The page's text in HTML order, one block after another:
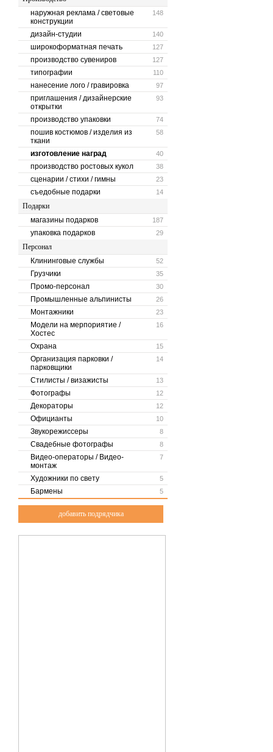
148
наружная реклама / световые
конструкции
140
дизайн-студии
127
широкоформатная печать
127
производство сувениров
110
типографии
97
нанесение лого / гравировка
93
приглашения / дизайнерские
открытки
74
производство упаковки
58
пошив костюмов / изделия из
ткани
40
изготовление наград
38
производство ростовых кукол
23
сценарии / стихи / гимны
14
съедобные подарки
Подарки
187
магазины подарков
29
упаковка подарков
Персонал
52
Клининговые службы
35
Грузчики
30
Промо-персонал
26
Промышленные альпинисты
23
Монтажники
16
Модели на мерпориятие /
Хостес
15
Охрана
14
Организация парковки /
парковщики
13
Стилисты / визажисты
12
Фотографы
12
Декораторы
10
Официанты
8
Звукорежиссеры
8
Свадебные фотографы
7
Видео-операторы / Видео-
монтаж
5
Художники по свету
5
Бармены
добавить подрядчика